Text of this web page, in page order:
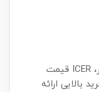
در مقایسه با سایر برندهای مشهور، ICER قیمت
بالایی ارائه